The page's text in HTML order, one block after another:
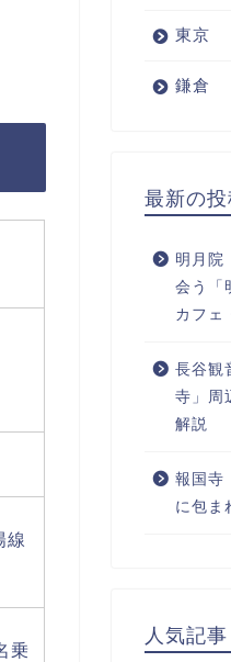
線
乗
東京
鎌倉
最新の投
明月院
会う「
カフェ
長谷観
寺」周
解説
報国寺
に包ま
人気記事